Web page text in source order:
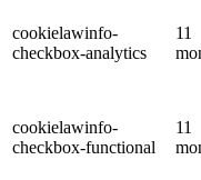
cookielawinfo-
checkbox-analytics
11
cookielawinfo-
checkbox-functional
11